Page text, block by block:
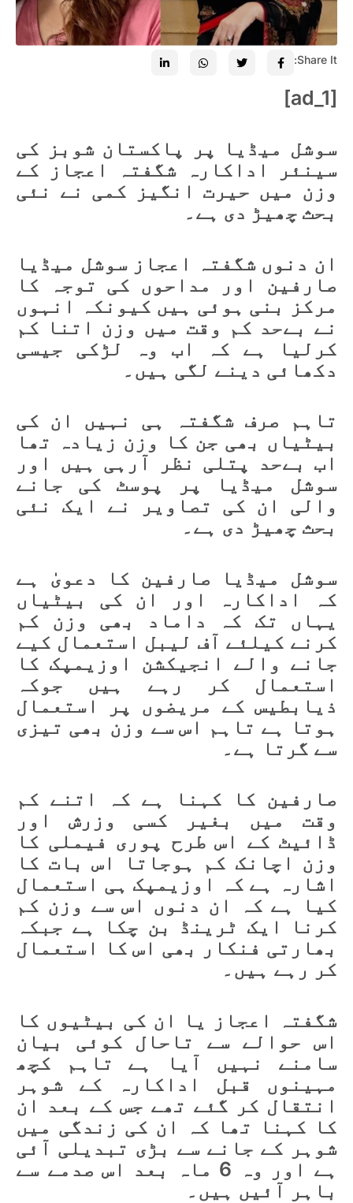
Share It:
[ad_1]
سوشل میڈیا پر پاکستان شوبز کی
سینئر اداکارہ شگفتہ اعجاز کے
وزن میں حیرت انگیز کمی نے نئی
بحث چھیڑ دی ہے۔
ان دنوں شگفتہ اعجاز سوشل میڈیا
صارفین اور مداحوں کی توجہ کا
مرکز بنی ہوئی ہیں کیونکہ انہوں
نے بےحد کم وقت میں وزن اتنا کم
کرلیا ہے کہ اب وہ لڑکی جیسی
دکھائی دینے لگی ہیں۔
تاہم صرف شگفتہ ہی نہیں ان کی
بیٹیاں بھی جن کا وزن زیادہ تھا
اب بےحد پتلی نظر آرہی ہیں اور
سوشل میڈیا پر پوسٹ کی جانے
والی ان کی تصاویر نے ایک نئی
بحث چھیڑ دی ہے۔
سوشل میڈیا صارفین کا دعویٰ ہے
کہ اداکارہ اور ان کی بیٹیاں
یہاں تک کہ داماد بھی وزن کم
کرنے کیلئے آف لیبل استعمال کیے
جانے والے انجیکشن اوزیمپک کا
استعمال کر رہے ہیں جوکہ
ذیابطیس کے مریضوں پر استعمال
ہوتا ہے تاہم اس سے وزن بھی تیزی
سے گرتا ہے۔
صارفین کا کہنا ہے کہ اتنے کم
وقت میں بغیر کسی وزرش اور
ڈائیٹ کے اس طرح پوری فیملی کا
وزن اچانک کم ہوجاتا اس بات کا
اشارہ ہے کہ اوزیمپک ہی استعمال
کیا ہے کہ ان دنوں اس سے وزن کم
کرنا ایک ٹرینڈ بن چکا ہے جبکہ
بھارتی فنکار بھی اس کا استعمال
کر رہے ہیں۔
شگفتہ اعجاز یا ان کی بیٹیوں کا
اس حوالے سے تاحال کوئی بیان
سامنے نہیں آیا ہے تاہم کچھ
مہینوں قبل اداکارہ کے شوہر
انتقال کر گئے تھے جس کے بعد ان
کا کہنا تھا کہ ان کی زندگی میں
شوہر کے جانے سے بڑی تبدیلی آئی
ہے اور وہ 6 ماہ بعد اس صدمے سے
باہر آئیں ہیں۔